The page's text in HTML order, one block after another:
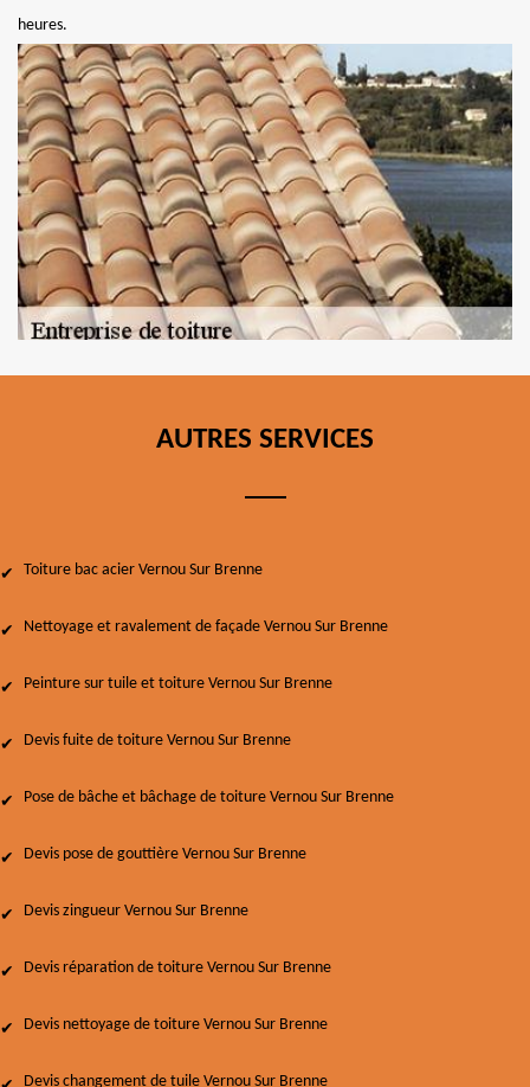
heures.
AUTRES SERVICES
Toiture bac acier Vernou Sur Brenne
Nettoyage et ravalement de façade Vernou Sur Brenne
Peinture sur tuile et toiture Vernou Sur Brenne
Devis fuite de toiture Vernou Sur Brenne
Pose de bâche et bâchage de toiture Vernou Sur Brenne
Devis pose de gouttière Vernou Sur Brenne
Devis zingueur Vernou Sur Brenne
Devis réparation de toiture Vernou Sur Brenne
Devis nettoyage de toiture Vernou Sur Brenne
Devis changement de tuile Vernou Sur Brenne